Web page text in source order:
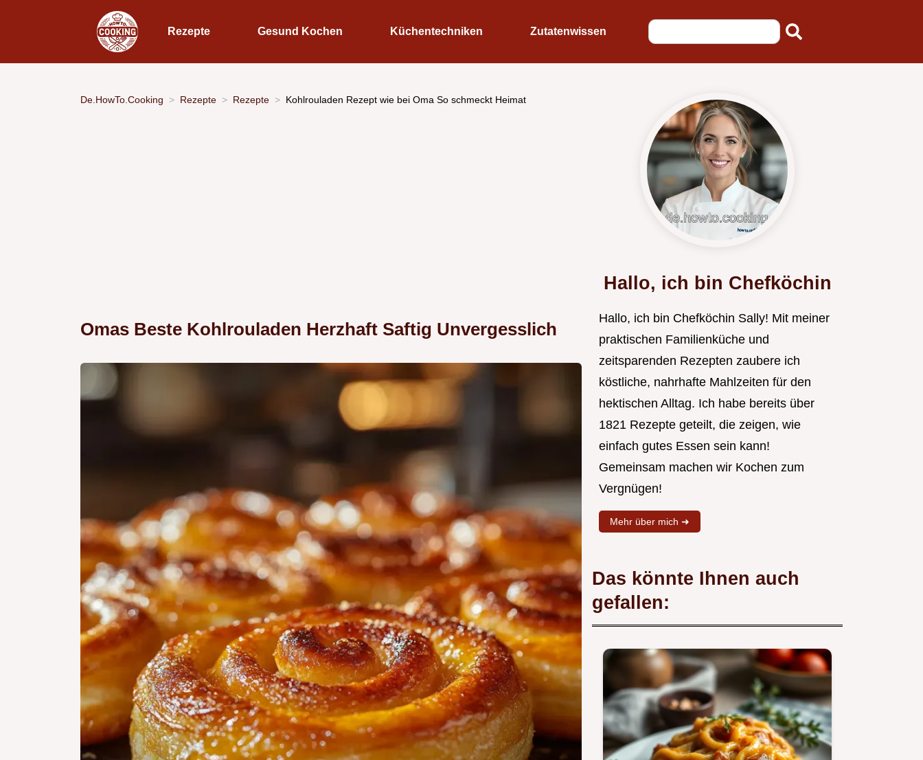
Rezepte Gesund Kochen Küchentechniken Zutatenwissen
De.HowTo.Cooking Rezepte Rezepte Kohlrouladen Rezept wie bei Oma So schmeckt Heimat
Omas Beste Kohlrouladen Herzhaft Saftig Unvergesslich
Hallo, ich bin Chefköchin
Hallo, ich bin Chefköchin Sally! Mit meiner
praktischen Familienküche und
zeitsparenden Rezepten zaubere ich
köstliche, nahrhafte Mahlzeiten für den
hektischen Alltag. Ich habe bereits über
1821 Rezepte geteilt, die zeigen, wie
einfach gutes Essen sein kann!
Gemeinsam machen wir Kochen zum
Vergnügen!
Mehr über mich ➜
Das könnte Ihnen auch
gefallen: